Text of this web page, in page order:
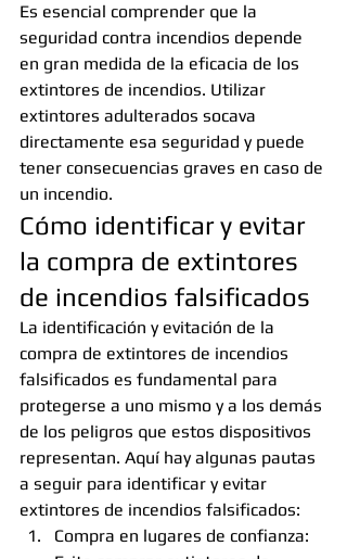
Es esencial comprender que la
seguridad contra incendios depende
en gran medida de la eficacia de los
extintores de incendios. Utilizar
extintores adulterados socava
directamente esa seguridad y puede
tener consecuencias graves en caso de
un incendio.
Cómo identificar y evitar
la compra de extintores
de incendios falsificados
La identificación y evitación de la
compra de extintores de incendios
falsificados es fundamental para
protegerse a uno mismo y a los demás
de los peligros que estos dispositivos
representan. Aquí hay algunas pautas
a seguir para identificar y evitar
extintores de incendios falsificados:
Compra en lugares de confianza: